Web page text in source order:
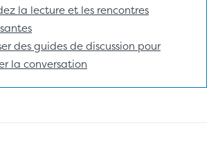
la lecture et les rencontres
des guides de discussion pour
la conversation